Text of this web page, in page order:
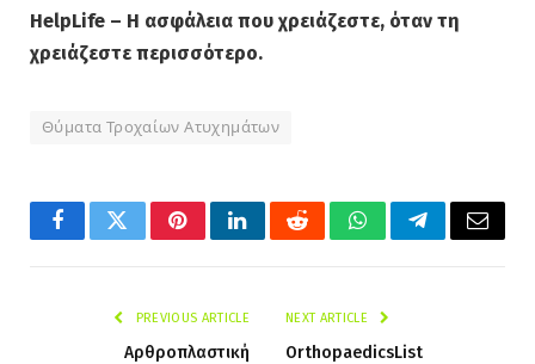
HelpLife – Η ασφάλεια που χρειάζεστε, όταν τη
χρειάζεστε περισσότερο.
Θύματα Τροχαίων Ατυχημάτων
FacebookTwitterPinterestLinkedInRedditWhatsAppTelegramEmail
PREVIOUS ARTICLE
Αρθροπλαστική
NEXT ARTICLE
OrthopaedicsList